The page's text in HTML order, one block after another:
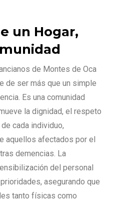
un Hogar,
de Montes de Oca
de ser más que un simple
Es una comunidad
la dignidad, el respeto
cada individuo,
aquellos afectados por el
demencias. La
del personal
asegurando que
tanto físicas como